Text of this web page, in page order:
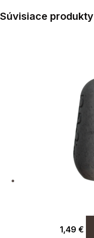
Súvisiace produkty
1,49 €